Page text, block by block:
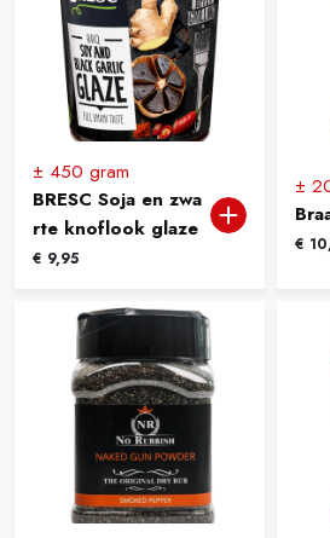
± 450 gram
BRESC Soja en zwa
rte knoflook glaze
€ 9,95
±
€